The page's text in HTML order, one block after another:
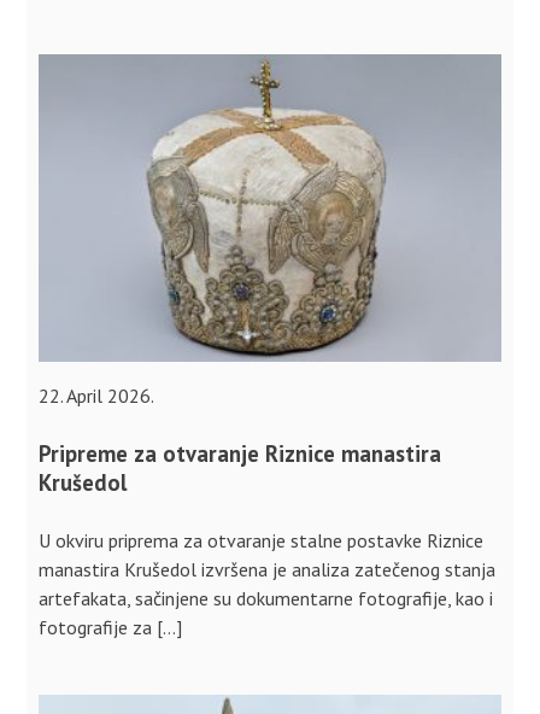
22. April 2026.
Pripreme za otvaranje Riznice manastira
Krušedol
U okviru priprema za otvaranje stalne postavke Riznice
manastira Krušedol izvršena je analiza zatečenog stanja
artefakata, sačinjene su dokumentarne fotografije, kao i
fotografije za […]